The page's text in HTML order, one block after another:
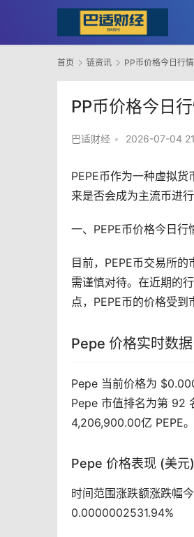
首页 链资讯 PP币价格今日行
PP币价格今日
巴适财经 • 2026-07-04
PEPE币作为一种虚拟货
来是否会成为主流币进行
一、PEPE币价格今日行
目前，PEPE币交易所的
需谨慎对待。在近期的
点，PEPE币的价格受到
Pepe 价格实时数据
Pepe 当前价格为
Pepe 市值排名为第 92
4,206,900.00亿 PEPE
Pepe 价格表现 (美元)
时间范围涨跌额涨跌
0.0000002531.94%